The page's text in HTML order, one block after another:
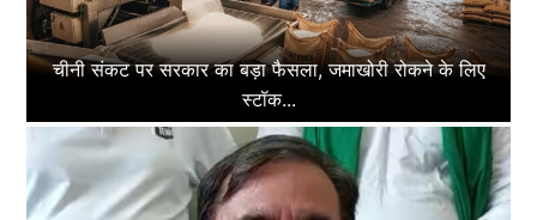
चीनी संकट पर सरकार का बड़ा फैसला, जमाखोरी रोकने के लिए
स्टॉक...